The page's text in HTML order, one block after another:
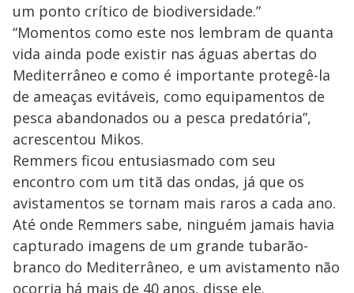
um ponto crítico de biodiversidade.”
“Momentos como este nos lembram de quanta
vida ainda pode existir nas águas abertas do
Mediterrâneo e como é importante protegê-la
de ameaças evitáveis, como equipamentos de
pesca abandonados ou a pesca predatória”,
acrescentou Mikos.
Remmers ficou entusiasmado com seu
encontro com um titã das ondas, já que os
avistamentos se tornam mais raros a cada ano.
Até onde Remmers sabe, ninguém jamais havia
capturado imagens de um grande tubarão-
branco do Mediterrâneo, e um avistamento não
ocorria há mais de 40 anos, disse ele.